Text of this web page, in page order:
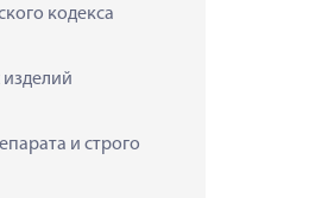
кодекса
и строго